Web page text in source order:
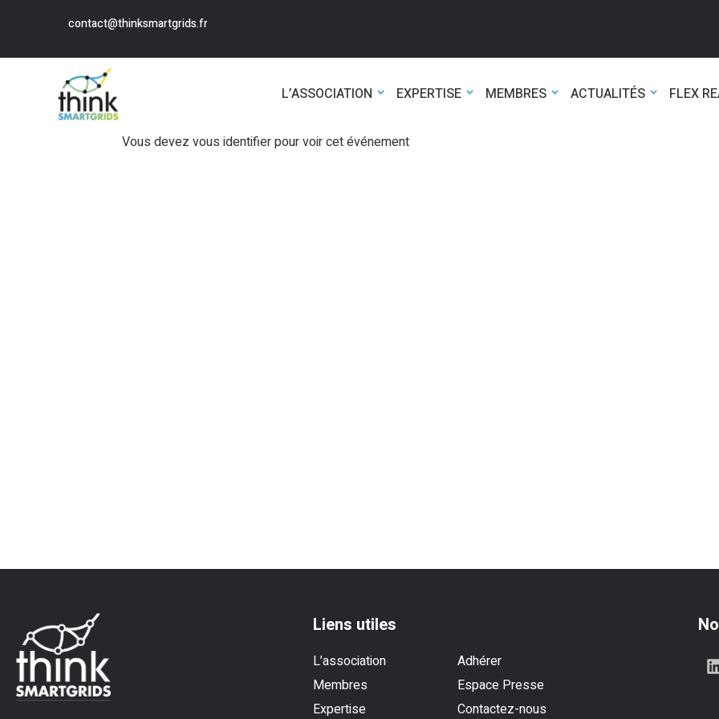
contact@thinksmartgrids.fr
L’ASSOCIATION EXPERTISE MEMBRES ACTUALITÉS FLEX
Vous devez vous identifier pour voir cet événement
Liens utiles
L’association
Adhérer
Membres
Espace Presse
Expertise
Contactez-nous